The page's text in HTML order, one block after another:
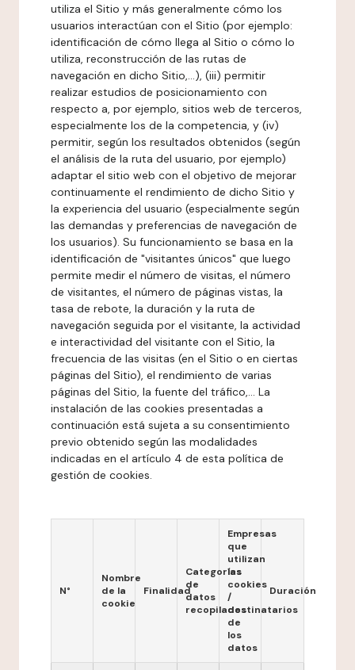
utiliza el Sitio y más generalmente cómo los
usuarios interactúan con el Sitio (por ejemplo:
identificación de cómo llega al Sitio o cómo lo
utiliza, reconstrucción de las rutas de
navegación en dicho Sitio,...), (iii) permitir
realizar estudios de posicionamiento con
respecto a, por ejemplo, sitios web de terceros,
especialmente los de la competencia, y (iv)
permitir, según los resultados obtenidos (según
el análisis de la ruta del usuario, por ejemplo)
adaptar el sitio web con el objetivo de mejorar
continuamente el rendimiento de dicho Sitio y
la experiencia del usuario (especialmente según
las demandas y preferencias de navegación de
los usuarios). Su funcionamiento se basa en la
identificación de "visitantes únicos" que luego
permite medir el número de visitas, el número
de visitantes, el número de páginas vistas, la
tasa de rebote, la duración y la ruta de
navegación seguida por el visitante, la actividad
e interactividad del visitante con el Sitio, la
frecuencia de las visitas (en el Sitio o en ciertas
páginas del Sitio), el rendimiento de varias
páginas del Sitio, la fuente del tráfico,... La
instalación de las cookies presentadas a
continuación está sujeta a su consentimiento
previo obtenido según las modalidades
indicadas en el artículo 4 de esta política de
gestión de cookies.
N°
Nombre
de la
cookie
Finalidad
Categorías
de
datos
recopilados
Empresas
que
utilizan
las
cookies
/
destinatarios
de
los
datos
Duración